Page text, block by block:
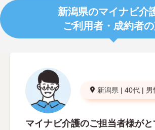
新潟県のマイナビ介
ご利用者・成約者
新潟県 | 40代 | 男
マイナビ介護のご担当者様が